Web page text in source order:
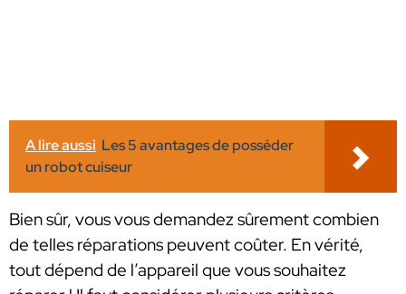
A lire aussi Les 5 avantages de posséder
un robot cuiseur
Bien sûr, vous vous demandez sûrement combien
de telles réparations peuvent coûter. En vérité,
tout dépend de l’appareil que vous souhaitez